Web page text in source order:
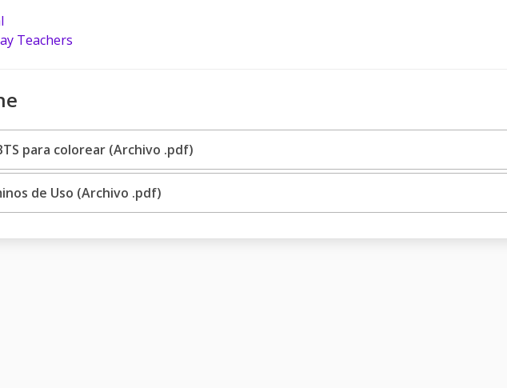
Teachers
para colorear (Archivo .pdf)
de Uso (Archivo .pdf)